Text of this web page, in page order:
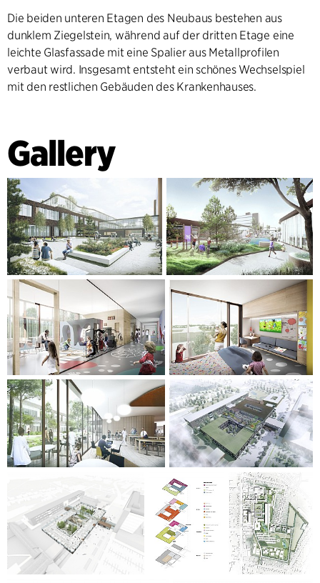
Die beiden unteren Etagen des Neubaus bestehen aus
dunklem Ziegelstein, während auf der dritten Etage eine
leichte Glasfassade mit eine Spalier aus Metallprofilen
verbaut wird. Insgesamt entsteht ein schönes Wechselspiel
mit den restlichen Gebäuden des Krankenhauses.
Gallery